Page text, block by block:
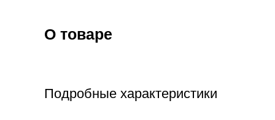
О товаре
Подробные характеристики